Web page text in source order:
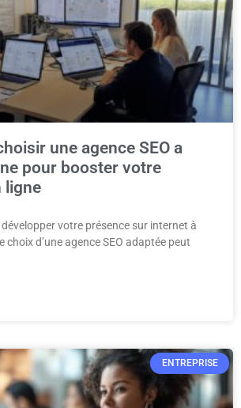
une agence SEO a
pour booster votre
ligne
votre présence sur internet à
choix d’une agence SEO adaptée peut
ENTREPRISE